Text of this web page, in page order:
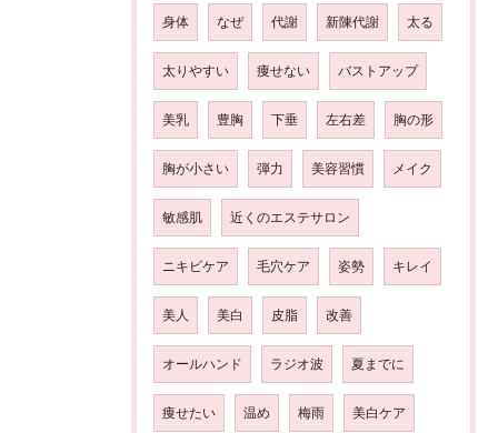
身体 なぜ 代謝 新陳代謝 太る
太りやすい 痩せない バストアップ
美乳 豊胸 下垂 左右差 胸の形
胸が小さい 弾力 美容習慣 メイク
敏感肌 近くのエステサロン
ニキビケア 毛穴ケア 姿勢 キレイ
美人 美白 皮脂 改善
オールハンド ラジオ波 夏までに
痩せたい 温め 梅雨 美白ケア